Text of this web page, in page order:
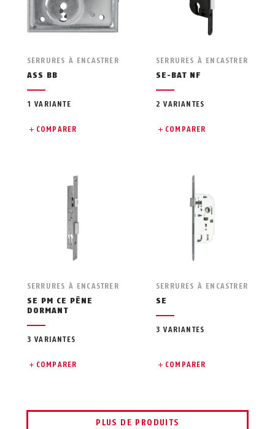
SERRURES À ENCASTRER
ASS BB
1 VARIANTE
COMPARER
SERRURES À ENCASTRER
SE-BAT NF
2 VARIANTES
COMPARER
SERRURES À ENCASTRER
SE PM CE PÊNE
DORMANT
3 VARIANTES
COMPARER
SERRURES À ENCASTRER
SE
3 VARIANTES
COMPARER
PLUS DE PRODUITS